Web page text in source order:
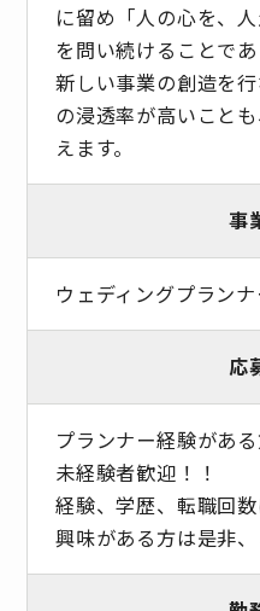
に留め「人の心を、
を問い続けることで
新しい事業の創造を
の浸透率が高いこと
えます。
事
ウェディングプランナ
応
プランナー経験がある
未経験者歓迎！！
経験、学歴、転職回数
興味がある方は是非、